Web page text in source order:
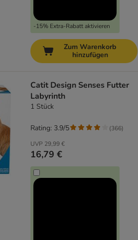
-15% Extra-Rabatt aktivieren
Zum Warenkorb
hinzufügen
Catit Design Senses Futter
Labyrinth
1 Stück
UVP 29,99 €
16,79 €
Rating: 3.9/5 (366)